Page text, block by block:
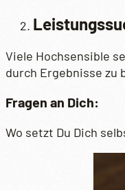
Viele Hochsensible
durch Ergebnisse zu
Fragen an Dich:
Wo setzt Du Dich